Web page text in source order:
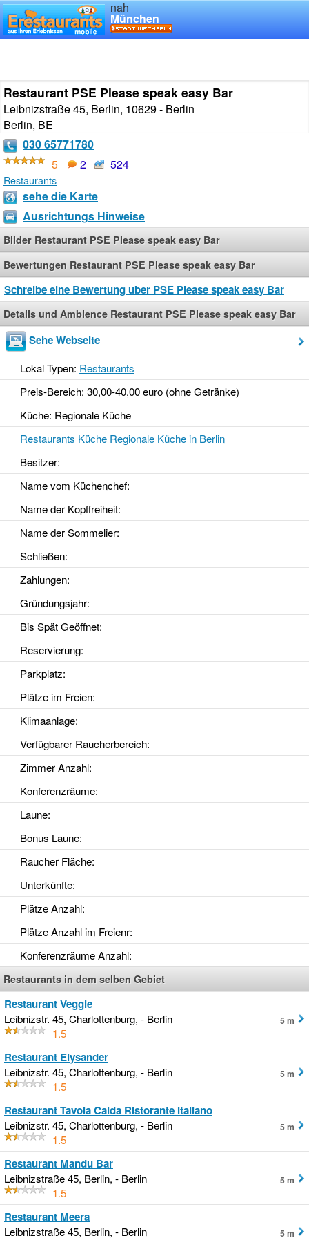
nah
München
Restaurant PSE Please speak easy Bar
Leibnizstraße 45, Berlin, 10629 - Berlin
Berlin, BE
030 65771780
5
2 524
Restaurants
sehe die Karte
Ausrichtungs Hinweise
Bilder Restaurant PSE Please speak easy Bar
Bewertungen Restaurant PSE Please speak easy Bar
Schreibe eine Bewertung uber PSE Please speak easy Bar
Details und Ambience Restaurant PSE Please speak easy Bar
Sehe Webseite
Lokal Typen: Restaurants
Preis-Bereich: 30,00-40,00 euro (ohne Getränke)
Küche: Regionale Küche
Restaurants Küche Regionale Küche in Berlin
Besitzer:
Name vom Küchenchef:
Name der Kopffreiheit:
Name der Sommelier:
Schließen:
Zahlungen:
Gründungsjahr:
Bis Spät Geöffnet:
Reservierung:
Parkplatz:
Plätze im Freien:
Klimaanlage:
Verfügbarer Raucherbereich:
Zimmer Anzahl:
Konferenzräume:
Laune:
Bonus Laune:
Raucher Fläche:
Unterkünfte:
Plätze Anzahl:
Plätze Anzahl im Freienr:
Konferenzräume Anzahl:
Restaurants in dem selben Gebiet
Restaurant Veggie
Leibnizstr. 45, Charlottenburg, - Berlin
1.5
5 m
Restaurant Elysander
Leibnizstr. 45, Charlottenburg, - Berlin
1.5
5 m
Restaurant Tavola Calda Ristorante Italiano
Leibnizstr. 45, Charlottenburg, - Berlin
1.5
5 m
Restaurant Mandu Bar
Leibnizstraße 45, Berlin, - Berlin
1.5
5 m
Restaurant Meera
Leibnizstraße 45, Berlin, - Berlin 5 m